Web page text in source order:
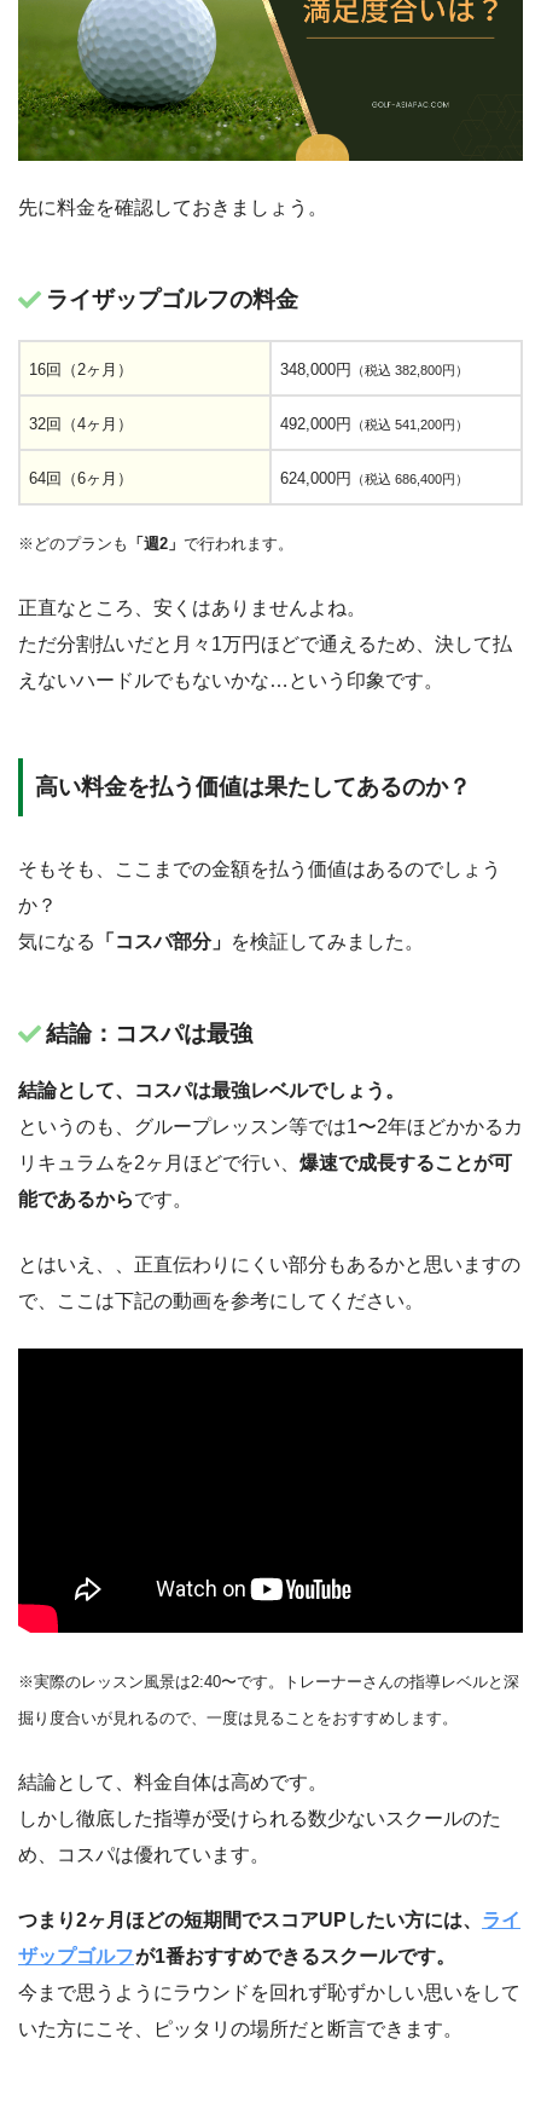
先に料金を確認しておきましょう。
ライザップゴルフの料金
16回（2ヶ月） 348,000円 （税込 382,800円）
32回（4ヶ月） 492,000円 （税込 541,200円）
64回（6ヶ月） 624,000円 （税込 686,400円）
※どのプランも 「週2」 で行われます。
正直なところ、安くはありませんよね。
ただ分割払いだと月々1万円ほどで通えるため、決して払
えないハードルでもないかな…という印象です。
高い料金を払う価値は果たしてあるのか？
そもそも、ここまでの金額を払う価値はあるのでしょう
か？
気になる
「コスパ部分」 を検証してみました。
結論：コスパは最強
結論として、コスパは最強レベルでしょう。
というのも、グループレッスン等では1〜2年ほどかかるカ
リキュラムを2ヶ月ほどで行い、 爆速で成長することが可
能であるからです。
とはいえ、、正直伝わりにくい部分もあるかと思いますの
で、ここは下記の動画を参考にしてください。
※実際のレッスン風景は2:40〜です。トレーナーさんの指導レベルと深
掘り度合いが見れるので、一度は見ることをおすすめします。
結論として、料金自体は高めです。
しかし徹底した指導が受けられる数少ないスクールのた
め、コスパは優れています。
つまり2ヶ月ほどの短期間でスコアUPしたい方には、 ライ
ザップゴルフが1番おすすめできるスクールです。
今まで思うようにラウンドを回れず恥ずかしい思いをして
いた方にこそ、ピッタリの場所だと断言できます。